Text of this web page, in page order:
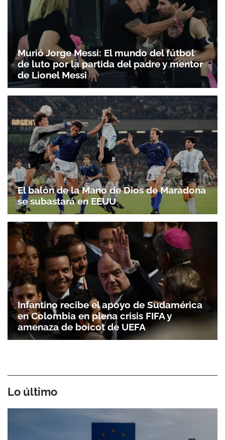
Murió Jorge Messi: El mundo del fútbol
de luto por la partida del padre y mentor
de Lionel Messi
El balón de la Mano de Dios de Maradona
se subastará en EEUU
Infantino recibe el apoyo de Sudamérica
en Colombia en plena crisis FIFA y
amenaza de boicot de UEFA
Lo último